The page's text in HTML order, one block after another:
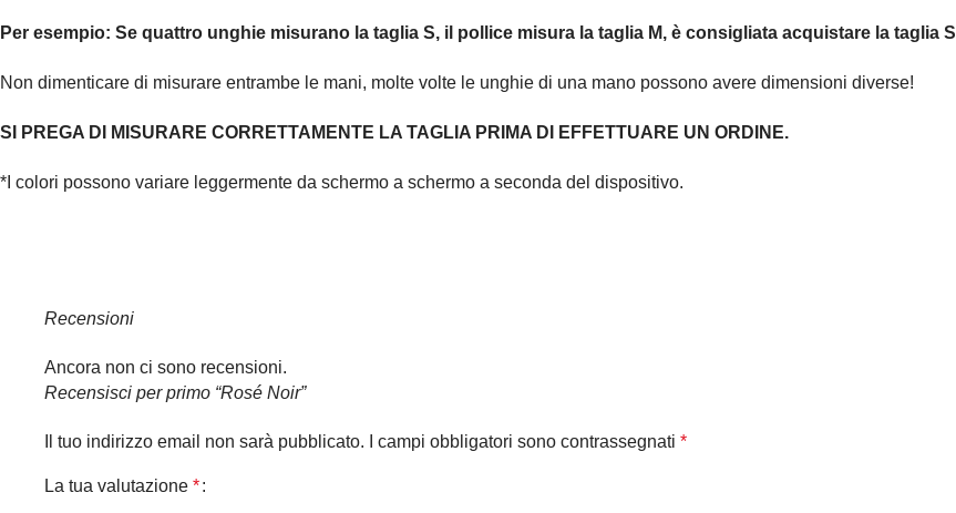
Per esempio: Se quattro unghie misurano la taglia S, il pollice misura la taglia M, è consigliata acquistare la taglia S
Non dimenticare di misurare entrambe le mani, molte volte le unghie di una mano possono avere dimensioni diverse!
SI PREGA DI MISURARE CORRETTAMENTE LA TAGLIA PRIMA DI EFFETTUARE UN ORDINE.
*I colori possono variare leggermente da schermo a schermo a seconda del dispositivo.
Recensioni
Ancora non ci sono recensioni.
Recensisci per primo “Rosé Noir”
Il tuo indirizzo email non sarà pubblicato. I campi obbligatori sono contrassegnati *
La tua valutazione *